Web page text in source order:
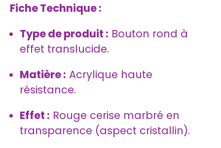
Fiche Technique :
Type de produit : Bouton rond à
effet translucide.
Matière : Acrylique haute
résistance.
Effet : Rouge cerise marbré en
transparence (aspect cristallin).